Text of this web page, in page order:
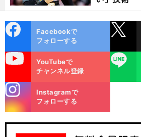
ok
Facebookで
フォローする
YouTubeで
チャンネル登録
LINE
m
Instagramで
フォローする